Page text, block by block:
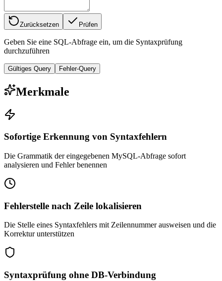
Zurücksetzen Prüfen
Geben Sie eine SQL-Abfrage ein, um die Syntaxprüfung
durchzuführen
Gültiges Query Fehler-Query
Merkmale
Sofortige Erkennung von Syntaxfehlern
Die Grammatik der eingegebenen MySQL-Abfrage sofort
analysieren und Fehler benennen
Fehlerstelle nach Zeile lokalisieren
Die Stelle eines Syntaxfehlers mit Zeilennummer ausweisen und die
Korrektur unterstützen
Syntaxprüfung ohne DB-Verbindung